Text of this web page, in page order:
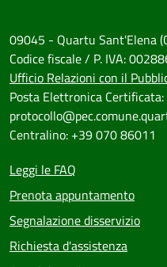
09045 - Quartu Sant'Elena
Codice fiscale / P. IVA:
Ufficio Relazioni con il
Posta Elettronica Certificata:
Centralino: +39 070 86011
Leggi le FAQ
Prenota appuntamento
Segnalazione disservizio
Richiesta d'assistenza